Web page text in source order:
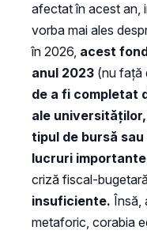
afectat în acest an,
vorba mai ales
în 2026, acest
anul 2023 (nu față
de a fi completat
ale
tipul de bursă
lucruri importante
criză fiscal-
insuficiente. Însă,
metaforic, corabia